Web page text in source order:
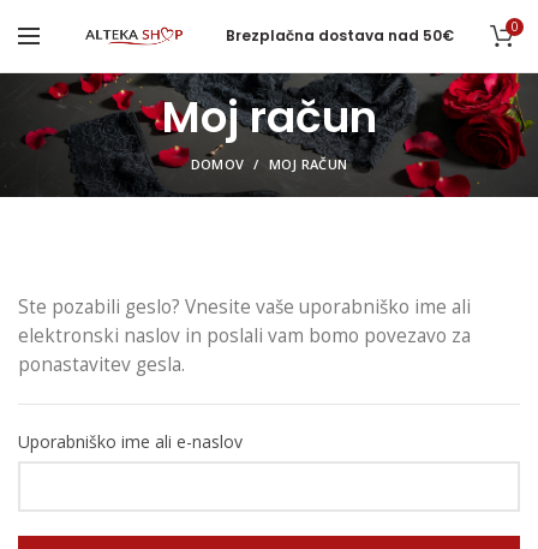
Brezplačna dostava nad 50€ 0
Moj račun
DOMOV MOJ RAČUN
Ste pozabili geslo? Vnesite vaše uporabniško ime ali
elektronski naslov in poslali vam bomo povezavo za
ponastavitev gesla.
Uporabniško ime ali e-naslov